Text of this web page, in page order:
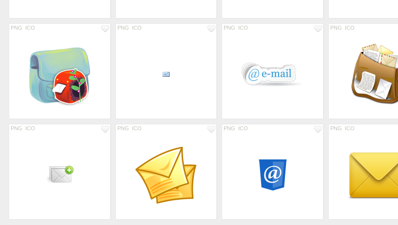
PNG ICO PNG ICO PNG ICO PNG ICO
PNG ICO PNG ICO PNG ICO PNG ICO